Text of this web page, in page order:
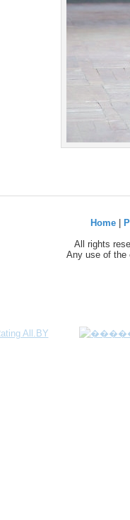
Home|
All rights
Any use of the